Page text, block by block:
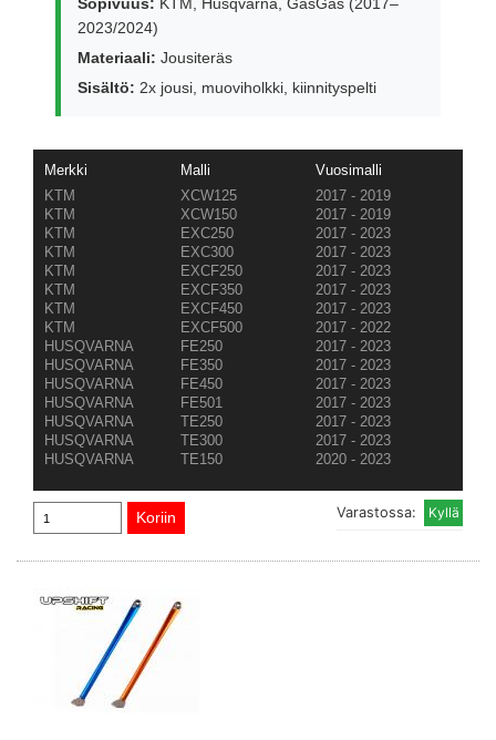
2023/2024)
Materiaali: Jousiteräs
Sisältö: 2x jousi, muoviholkki, kiinnityspelti
Merkki Malli
Vuosimalli
KTM
XCW125
2017 - 2019
KTM
XCW150
2017 - 2019
KTM
EXC250
2017 - 2023
KTM
EXC300
2017 - 2023
KTM
EXCF250
2017 - 2023
KTM
EXCF350
2017 - 2023
KTM
EXCF450
2017 - 2023
KTM
EXCF500
2017 - 2022
HUSQVARNA
FE250
2017 - 2023
HUSQVARNA
FE350
2017 - 2023
HUSQVARNA
FE450
2017 - 2023
HUSQVARNA
FE501
2017 - 2023
HUSQVARNA
TE250
2017 - 2023
HUSQVARNA
TE300
2017 - 2023
HUSQVARNA
TE150 2020 - 2023
Varastossa: